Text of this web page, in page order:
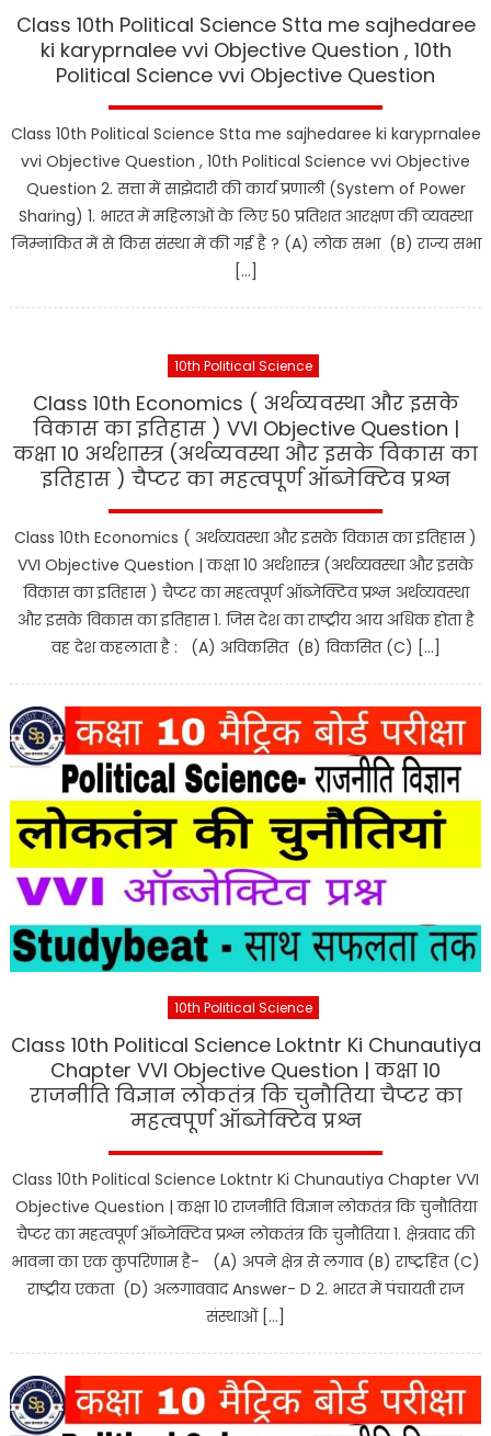
Class 10th Political Science Stta me sajhedaree
ki karyprnalee vvi Objective Question , 10th
Political Science vvi Objective Question
Class 10th Political Science Stta me sajhedaree ki karyprnalee
vvi Objective Question , 10th Political Science vvi Objective
Question 2. सत्ता में साझेदारी की कार्य प्रणाली (System of Power
Sharing) 1. भारत में महिलाओं के लिए 50 प्रतिशत आरक्षण की व्यवस्था
निम्नांकित में से किस संस्था में की गई है ? (A) लोक सभा (B) राज्य सभा
[…]
10th Political Science
Class 10th Economics ( अर्थव्यवस्था और इसके
विकास का इतिहास ) VVI Objective Question |
कक्षा 10 अर्थशास्त्र (अर्थव्यवस्था और इसके विकास का
इतिहास ) चैप्टर का महत्वपूर्ण ऑब्जेक्टिव प्रश्न
Class 10th Economics ( अर्थव्यवस्था और इसके विकास का इतिहास )
VVI Objective Question | कक्षा 10 अर्थशास्त्र (अर्थव्यवस्था और इसके
विकास का इतिहास ) चैप्टर का महत्वपूर्ण ऑब्जेक्टिव प्रश्न अर्थव्यवस्था
और इसके विकास का इतिहास 1. जिस देश का राष्ट्रीय आय अधिक होता है
वह देश कहलाता है : (A) अविकसित (B) विकसित (C) […]
10th Political Science
Class 10th Political Science Loktntr Ki Chunautiya
Chapter VVI Objective Question | कक्षा 10
राजनीति विज्ञान लोकतंत्र कि चुनौतिया चैप्टर का
महत्वपूर्ण ऑब्जेक्टिव प्रश्न
Class 10th Political Science Loktntr Ki Chunautiya Chapter VVI
Objective Question | कक्षा 10 राजनीति विज्ञान लोकतंत्र कि चुनौतिया
चैप्टर का महत्वपूर्ण ऑब्जेक्टिव प्रश्न लोकतंत्र कि चुनौतिया 1. क्षेत्रवाद की
भावना का एक कुपरिणाम है- (A) अपने क्षेत्र से लगाव (B) राष्ट्रहित (C)
राष्ट्रीय एकता (D) अलगाववाद Answer- D 2. भारत में पंचायती राज
संस्थाओं […]